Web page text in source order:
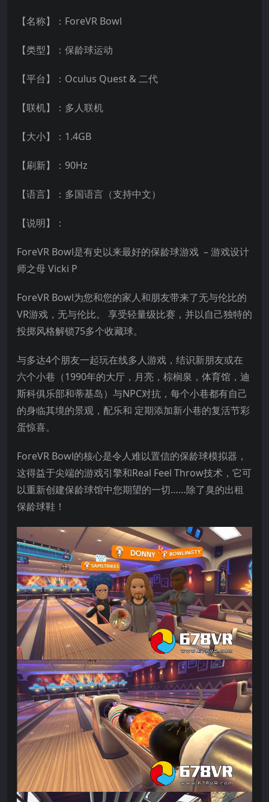
【名称】：ForeVR Bowl
【类型】：保龄球运动
【平台】：Oculus Quest & 二代
【联机】：多人联机
【大小】：1.4GB
【刷新】：90Hz
【语言】：多国语言（支持中文）
【说明】：
ForeVR Bowl是有史以来最好的保龄球游戏 – 游戏设计
师之母 Vicki P
ForeVR Bowl为您和您的家人和朋友带来了无与伦比的
VR游戏，无与伦比。 享受轻量级比赛，并以自己独特的
投掷风格解锁75多个收藏球。
与多达4个朋友一起玩在线多人游戏，结识新朋友或在
六个小巷（1990年的大厅，月亮，棕榈泉，体育馆，迪
斯科俱乐部和蒂基岛）与NPC对抗，每个小巷都有自己
的身临其境的景观，配乐和 定期添加新小巷的复活节彩
蛋惊喜。
ForeVR Bowl的核心是令人难以置信的保龄球模拟器，
这得益于尖端的游戏引擎和Real Feel Throw技术，它可
以重新创建保龄球馆中您期望的一切……除了臭的出租
保龄球鞋！